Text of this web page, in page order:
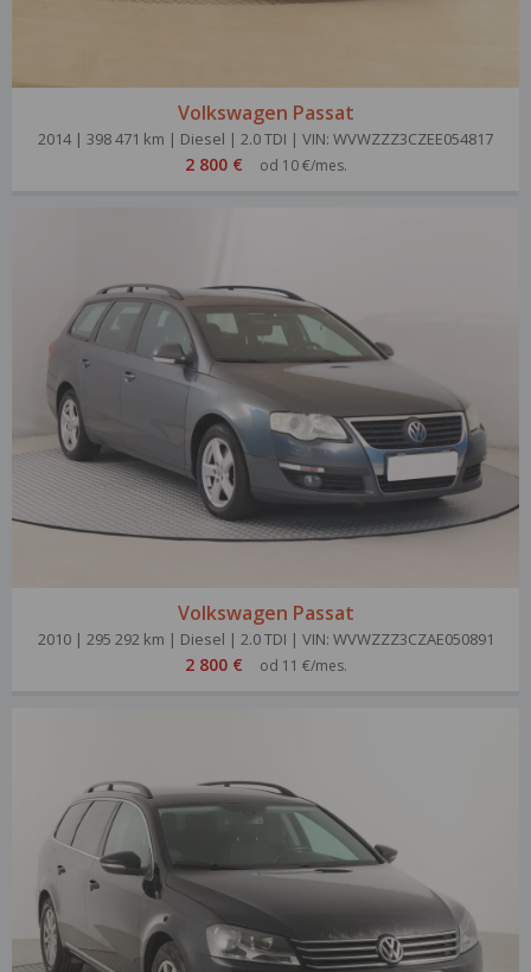
Volkswagen Passat
2014 | 398 471 km | Diesel | 2.0 TDI | VIN: WVWZZZ3CZEE054817
2 800 € od 10 €/mes.
Volkswagen Passat
2010 | 295 292 km | Diesel | 2.0 TDI | VIN: WVWZZZ3CZAE050891
2 800 € od 11 €/mes.